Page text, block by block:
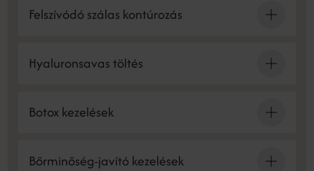
Felszívódó szálas kontúrozás
Hyaluronsavas töltés
Botox kezelések
Bőrminőség-javító kezelések